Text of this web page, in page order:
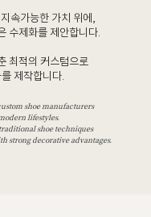
속가능한 가치 위에,
수제화를 제안합니다.
최적의 커스텀으로
제작합니다.
shoe manufacturers
lifestyles.
shoe techniques
strong decorative advantages.